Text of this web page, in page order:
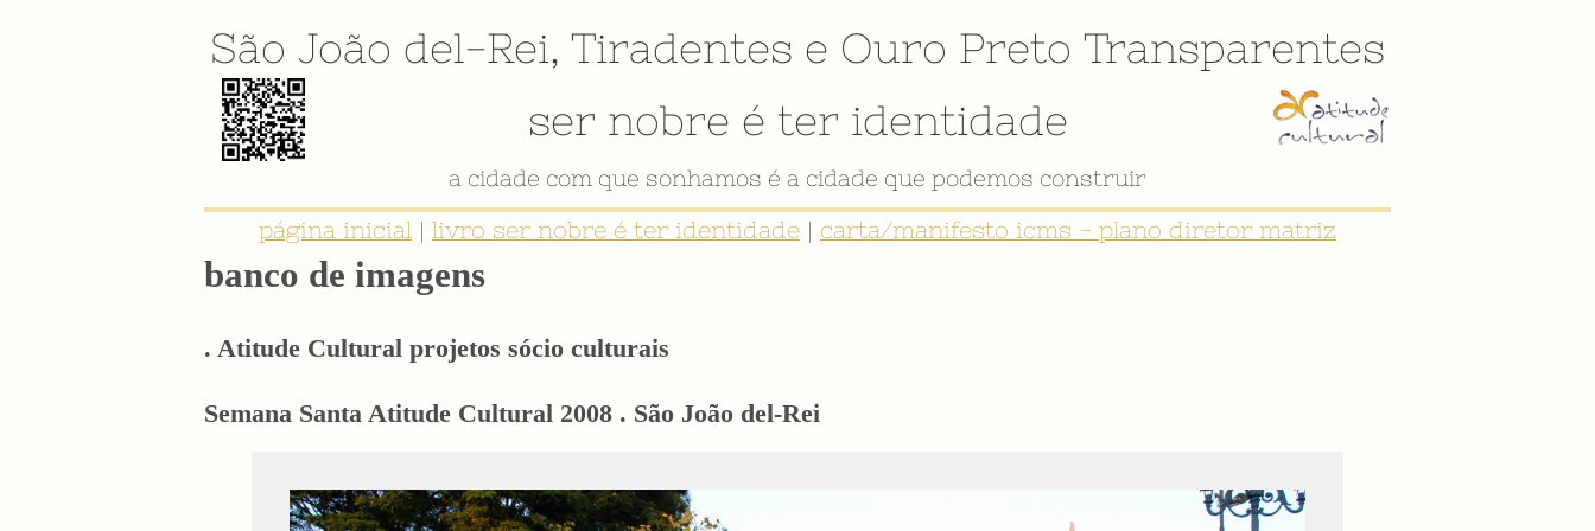
São João del-Rei, Tiradentes e Ouro Preto Transparentes
ser nobre é ter identidade
VÍDEO INSTITUCIONAL
página inicial | livro ser nobre é ter identidade | carta/manifesto icms - plano diretor matriz
banco de imagens
. Atitude Cultural projetos sócio culturais
Semana Santa Atitude Cultural 2008 . São João del-Rei